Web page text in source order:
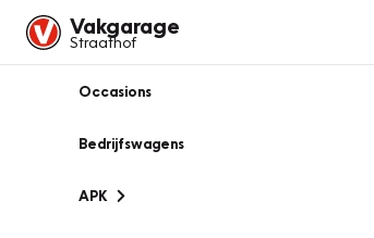
Vakgarage
Straathof
Occasions
Bedrijfswagens
APK